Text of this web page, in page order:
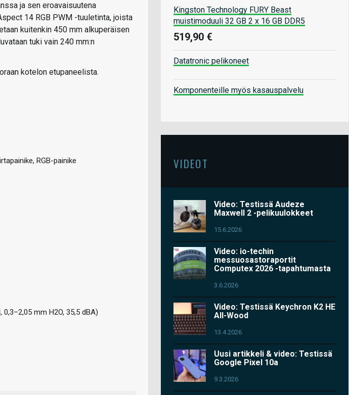
ja sen eroavaisuutena
14 RGB PWM -tuuletinta, joista
kuitenkin 450 mm alkuperäisen
tuki vain 240 mm:n
kotelon etupaneelista.
RGB-painike
mm H2O, 35,5 dBA)
Kingston Technology FURY Beast
muistimoduuli 32 GB 2 x 16 GB DDR5
519,90 €
Datatronic pelikoneet
Komponenteille myös kasauspalvelu
VIDEOT
Video: Testissä Audeze
Maxwell 2 -pelikuulokkeet
15.6.2026
Video: io-techin
messuosastoraportit
Computex 2026 -tapahtumasta
3.6.2026
Video: Testissä Keychron K2 HE
All-Wood
13.4.2026
Uusi artikkeli & video: Testissä
Google Pixel 10a
9.3.2026